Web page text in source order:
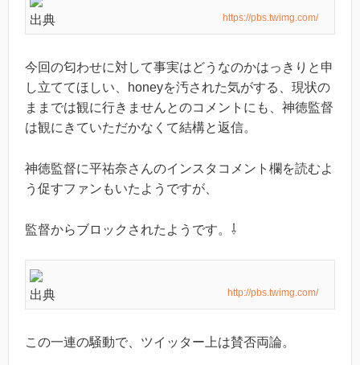
出典 https://pbs.twimg.com/
今回の匂わせに対して事実はどうなのかはっきりと申
し立ててほしい、honeyを汚された気がする、現状の
ままでは観に行きませんとのコメントにも、神徳監督
は観にきていただかなくて結構と返信。
神徳監督に平祐奈さんのインスタコメント欄を読むよ
う促すファンもいたようですが、
監督からブロックされたようです。⇩
出典 http://pbs.twimg.com/
この一連の騒動で、ツイッター上は賛否両論。